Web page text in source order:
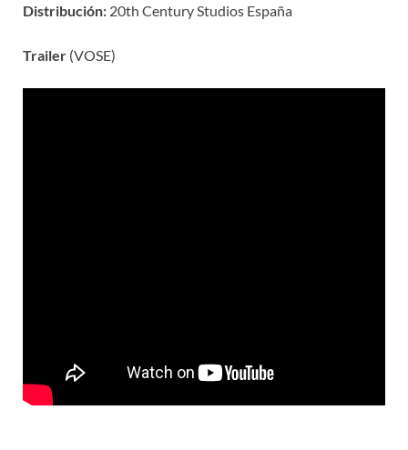
Distribución: 20th Century Studios España
Trailer (VOSE)